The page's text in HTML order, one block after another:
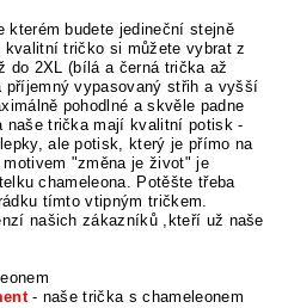
kterém budete jedineční stejně
kvalitní tričko si můžete vybrat z
do 2XL (bílá a černá trička až
příjemný vypasovaný střih a vyšší
pohodlné a skvěle padne
naše trička mají kvalitní potisk -
ale potisk, který je přímo na
"změna je život" je
chameleona. Potěšte třeba
tímto vtipným tričkem.
našich zákazníků ,kteří už naše
- naše trička s chameleonem